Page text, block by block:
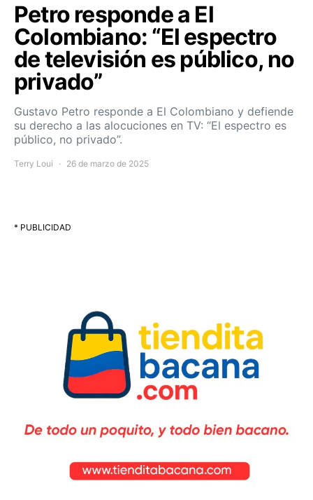
Petro responde a El
Colombiano: “El espectro
de televisión es público, no
privado”
Gustavo Petro responde a El Colombiano y defiende
su derecho a las alocuciones en TV: “El espectro es
público, no privado”.
Terry Loui 26 de marzo de 2025
* PUBLICIDAD